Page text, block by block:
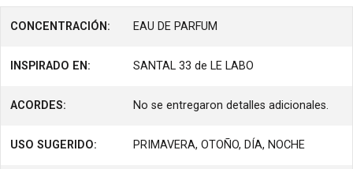
CONCENTRACIÓN: EAU DE PARFUM
INSPIRADO EN: SANTAL 33 de LE LABO
ACORDES: No se entregaron detalles adicionales.
USO SUGERIDO: PRIMAVERA, OTOÑO, DÍA, NOCHE